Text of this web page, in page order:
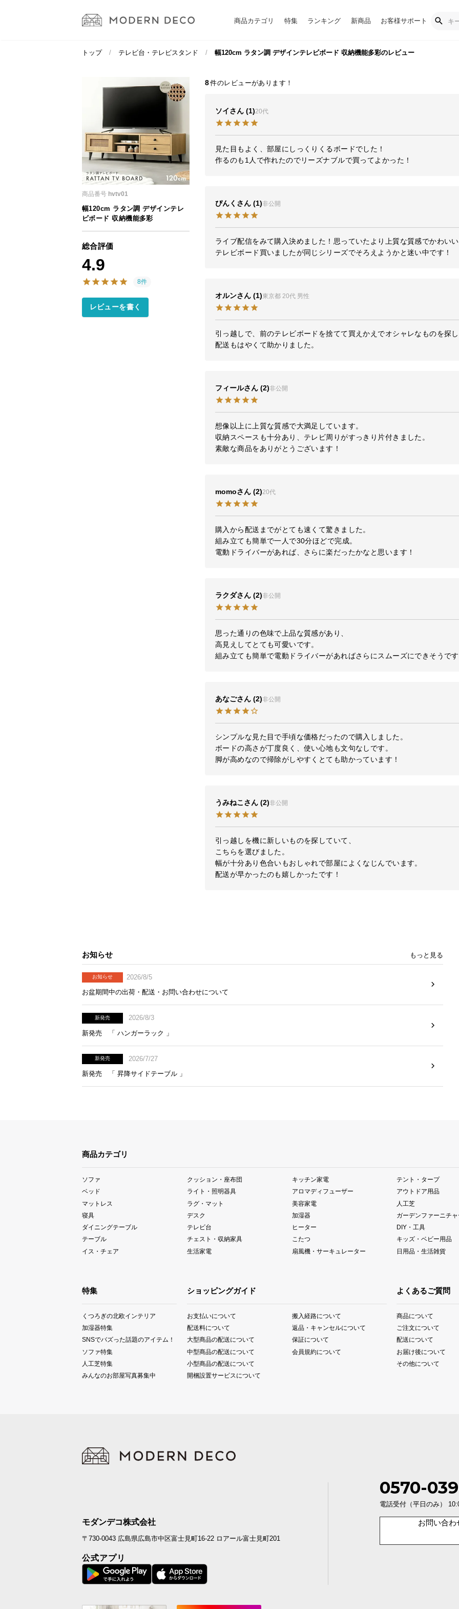
商品カテゴリ 特集 ランキング 新商品 お客様サポート
トップ テレビ台・テレビスタンド 幅120cm ラタン調 デザインテレビボード 収納機能多彩のレビュー
幅120cm ラタン調 デザインテレ
ビボード 収納機能多彩
商品番号 hvtv01
総合評価
4.9
8件
レビューを書く
8
ソイ 1 20代
見た目もよく、部屋にしっくりくるボードでした！
作るのも1人で作れたのでリーズナブルで買ってよかった！
ぴんく 1 非公開
ライブ配信をみて購入決めました！思っていたより上質な質感でかわいい
オルン 1 東京都 20代 男性
引っ越しで、前のテレビボードを捨てて買えかえでオシャレなものを探
配送もはやくて助かりました。
フィール 2 非公開
想像以上に上質な質感で大満足しています。
収納スペースも十分あり、テレビ周りがすっきり片付きました。
素敵な商品をありがとうございます！
momo 2 20代
購入から配送までがとても速くて驚きました。
組み立ても簡単で一人で30分ほどで完成。
電動ドライバーがあれば、さらに楽だったかなと思います！
ラクダ 2 非公開
思った通りの色味で上品な質感があり、
高見えしてとても可愛いです。
組み立ても簡単で電動ドライバーがあればさらにスムーズにできそうです
あなご 2 非公開
シンプルな見た目で手頃な価格だったので購入しました。
ボードの高さが丁度良く、使い心地も文句なしです。
脚が高めなので掃除がしやすくとても助かっています！
うみねこ 2 非公開
引っ越しを機に新しいものを探していて、
こちらを選びました。
幅が十分あり色合いもおしゃれで部屋によくなじんでいます。
配送が早かったのも嬉しかったです！
お知らせ もっと見る
お知らせ
2026/8/5
お盆期間中の出荷・配送・お問い合わせについて
新発売
2026/8/3
新発売 「 ハンガーラック 」
新発売
2026/7/27
新発売 「 昇降サイドテーブル 」
商品カテゴリ
ソファ
ベッド
マットレス
寝具
ダイニングテーブル
テーブル
イス・チェア
クッション・座布団
ライト・照明器具
ラグ・マット
デスク
テレビ台
チェスト・収納家具
生活家電
キッチン家電
アロマディフューザー
美容家電
加湿器
ヒーター
こたつ
扇風機・サーキュレーター
テント・タープ
アウトドア用品
人工芝
ガーデンファーニチャ
DIY・工具
キッズ・ベビー用品
日用品・生活雑貨
特集
くつろぎの北欧インテリア
加湿器特集
SNSでバズった話題のアイテム！
ソファ特集
人工芝特集
みんなのお部屋写真募集中
ショッピングガイド
お支払いについて
配送料について
大型商品の配送について
中型商品の配送について
小型商品の配送について
開梱設置サービスについて
搬入経路について
返品・キャンセルについて
保証について
会員規約について
よくあるご質問
商品について
ご注文について
配送について
お届け後について
その他について
モダンデコ株式会社
〒730-0043 広島県広島市中区富士見町16-22 ロアール富士見町201
公式アプリ
お問い合わ
0570-
電話受付（平日のみ）